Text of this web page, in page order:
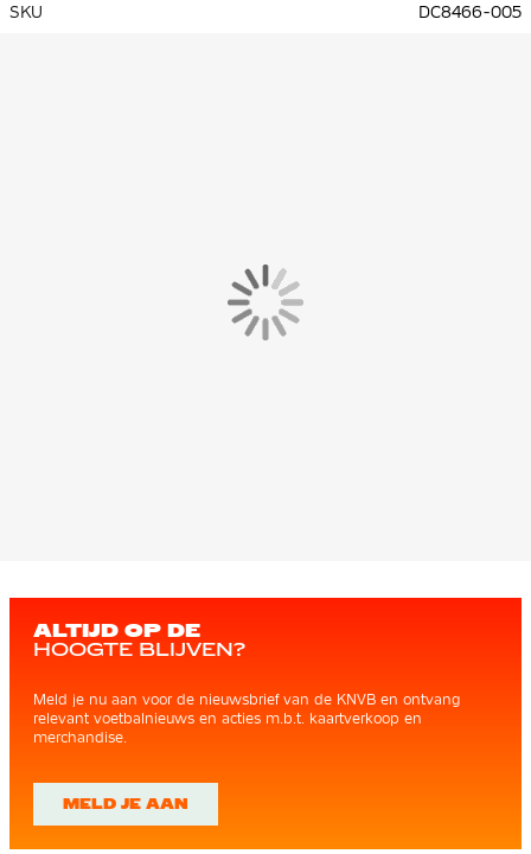
SKU DC8466-005
ALTIJD OP DE
HOOGTE BLIJVEN?
Meld je nu aan voor de nieuwsbrief van de KNVB en ontvang
relevant voetbalnieuws en acties m.b.t. kaartverkoop en
merchandise.
MELD JE AAN